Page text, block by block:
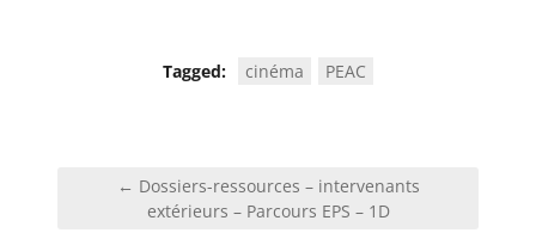
Tagged: cinéma PEAC
Navigation← Dossiers-ressources – intervenants
extérieurs – Parcours EPS – 1D